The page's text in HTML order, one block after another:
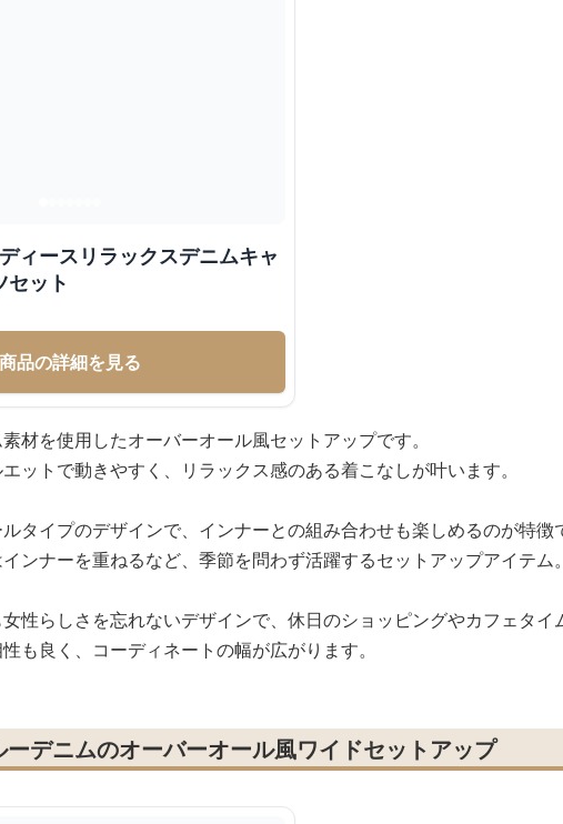
ィースリラックスデニムキャ
セット
商品の詳細を見る
材を使用したオーバーオール風セットアップです。
ットで動きやすく、リラックス感のある着こなしが叶います。
タイプのデザインで、インナーとの組み合わせも楽しめるのが特徴
ンナーを重ねるなど、季節を問わず活躍するセットアップアイテム。
性らしさを忘れないデザインで、休日のショッピングやカフェタイ
も良く、コーディネートの幅が広がります。
ーデニムのオーバーオール風ワイドセットアップ